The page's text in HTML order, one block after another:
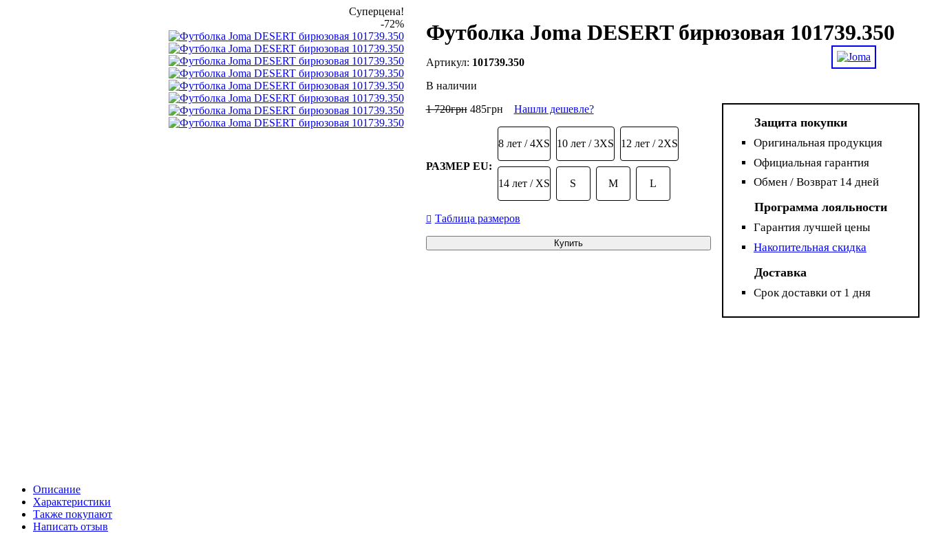
Суперцена!
-72%
Футболка Joma DESERT бирюзовая 101739.350
101739.350
В наличии
1 720грн 485грн Нашли дешевле?
РАЗМЕР EU:
8 лет / 4XS 10 лет / 3XS 12 лет / 2XS
14 лет / XS S M L
Таблица размеров
Купить
Защита покупки
Оригинальная продукция
Официальная гарантия
Обмен / Возврат 14 дней
Программа лояльности
Гарантия лучшей цены
Накопительная скидка
Доставка
Срок доставки от 1 дня
Описание
Характеристики
Также покупают
Написать отзыв